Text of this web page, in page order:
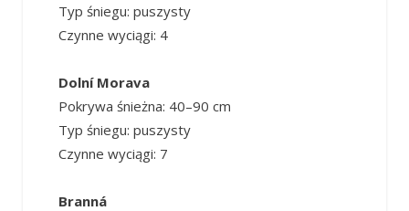
Typ śniegu: puszysty
Czynne wyciągi: 4
Dolní Morava
Pokrywa śnieżna: 40–90 cm
Typ śniegu: puszysty
Czynne wyciągi: 7
Branná